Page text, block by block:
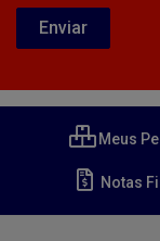
Meus
Notas